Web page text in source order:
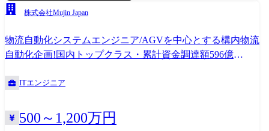
PoC(概念検証)・PoV(価値検証)の実行、開発成果物の権利化および学会
発表 【開発環境】 ・言語:Python ・AI/MLフレームワーク:PyTorch(推
同等のライブラリ
時の不具合作りこみ防止のため、変更内容の妥当性確認 ・納入後、フィ
業務(ログ解析など) ・品質コンプライアンス遵守のための活動の計画と
実行(製品セキュリティ、ソフトウェアに対する法規制を含む) ・ソフト
ウェア起因の製品事故およびソフトウェア品質状況の管理と対応 ・出荷
ソフトウェア品質保証業務へのAI活用による高度化検討 ●入社後お任せ
ートを想定しています。 現行品の設計変更時における認定業務に加わ
り、テストレビュー・検証などの一連の業務の流れを学びます。 上司の
株式会社Mujin Japan
物流自動化システムエンジニア/AGVを中心とする構内物流
自動化企画!国内トップクラス・累計資金調達額596億
ITエンジニア
500～1,200万円